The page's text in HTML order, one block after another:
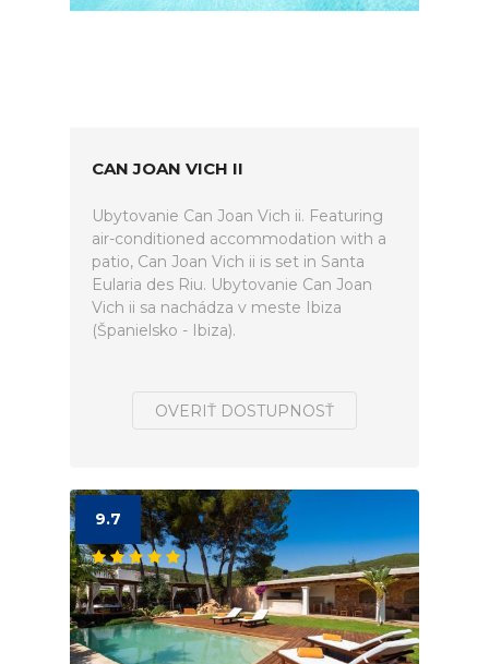
CAN JOAN VICH II
Ubytovanie Can Joan Vich ii. Featuring
air-conditioned accommodation with a
patio, Can Joan Vich ii is set in Santa
Eularia des Riu. Ubytovanie Can Joan
Vich ii sa nachádza v meste Ibiza
(Španielsko - Ibiza).
OVERIŤ DOSTUPNOSŤ
9.7